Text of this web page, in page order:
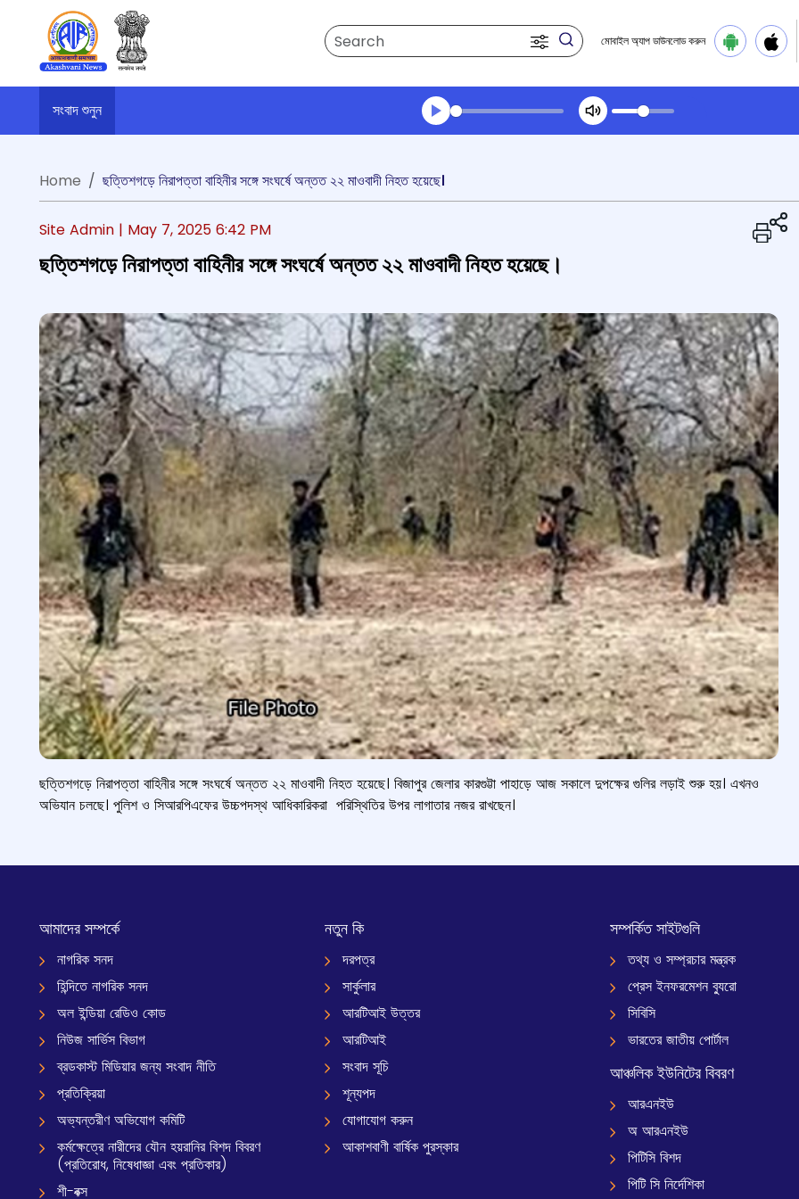
Search মোবাইল অ্যাপ ডাউনলোড করুন
সংবাদ শুনুন
Transcript summary
Home
ছত্তিশগড়ে নিরাপত্তা বাহিনীর সঙ্গে সংঘর্ষে অন্তত ২২ মাওবাদী নিহত হয়েছে।
Site Admin | May 7, 2025 6:42 PM
ছত্তিশগড়ে নিরাপত্তা বাহিনীর সঙ্গে সংঘর্ষে অন্তত ২২ মাওবাদী নিহত হয়েছে।
ছত্তিশগড়ে নিরাপত্তা বাহিনীর সঙ্গে সংঘর্ষে অন্তত ২২ মাওবাদী নিহত হয়েছে। বিজাপুর জেলার কারগুট্টা পাহাড়ে আজ সকালেদুপক্ষের গুলির লড়াই শুরু হয়। এখনও
অভিযান চলছে। পুলিশ ও সিআরপিএফের উচ্চপদস্থ আধিকারিকরা পরিস্থিতিরউপর লাগাতার নজর রাখছেন।
আমাদের সম্পর্কে
নাগরিক সনদ
হিন্দিতে নাগরিক সনদ
অল ইন্ডিয়া রেডিও কোড
নিউজ সার্ভিস বিভাগ
ব্রডকাস্ট মিডিয়ার জন্য সংবাদ নীতি
প্রতিক্রিয়া
অভ্যন্তরীণ অভিযোগ কমিটি
কর্মক্ষেত্রে নারীদের যৌন হয়রানির বিশদ বিবরণ
(প্রতিরোধ, নিষেধাজ্ঞা এবং প্রতিকার)
শী-বক্স
নতুন কি
দরপত্র
সার্কুলার
আরটিআই উত্তর
আরটিআই
সংবাদ সূচি
শূন্যপদ
যোগাযোগ করুন
আকাশবাণী বার্ষিক পুরস্কার
সম্পর্কিত সাইটগুলি
তথ্য ও সম্প্রচার মন্ত্রক
প্রেস ইনফরমেশন ব্যুরো
সিবিসি
ভারতের জাতীয় পোর্টাল
আঞ্চলিক ইউনিটের বিবরণ
আরএনইউ
অ আরএনইউ
পিটিসি বিশদ
পিটি সি নির্দেশিকা